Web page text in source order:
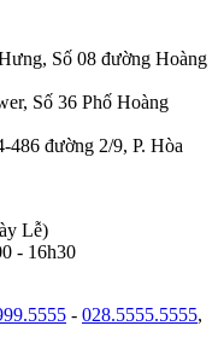
Số 08 đường Hoàng
Số 36 Phố Hoàng
486 đường 2/9, P. Hòa
Lễ)
- 16h30
- 028.5555.5555,